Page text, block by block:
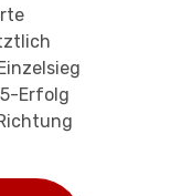
Erfolg